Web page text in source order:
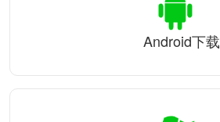
Android下载